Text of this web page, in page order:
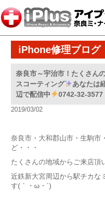
iPhone修理ブログ
奈良市～宇治市！たくさん
スコーティング
あなたは
辺で配信中
0742-32-3577
2019/03/02
奈良市・大和郡山市・生駒市
ど・・・
たくさんの地域からご来店頂
近鉄新大宮周辺から駅チカな
す(｀・ω・´)ゞ